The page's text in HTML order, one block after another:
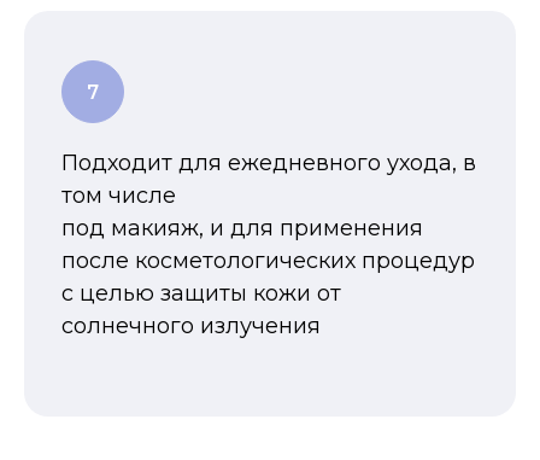
Подходит для ежедневного ухода, в
том числе
под макияж, и для применения
после косметологических процедур
с целью защиты кожи от
солнечного излучения